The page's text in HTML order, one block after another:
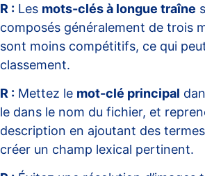
R : Les mots-clés à longue traîne
composés généralement de trois
sont moins compétitifs, ce qui
classement.
R : Mettez le mot-clé principal
le dans le nom du fichier, et
description en ajoutant des
créer un champ lexical pertinent.